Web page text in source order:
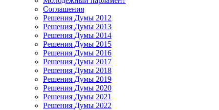
Соглашения
Решения Думы 2012
Решения Думы 2013
Решения Думы 2014
Решения Думы 2015
Решения Думы 2016
Решения Думы 2017
Решения Думы 2018
Решения Думы 2019
Решения Думы 2020
Решения Думы 2021
Решения Думы 2022